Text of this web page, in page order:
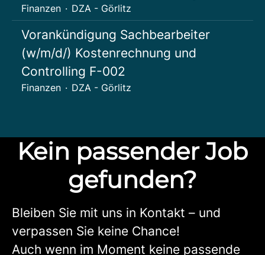
Finanzen · DZA - Görlitz
Vorankündigung Sachbearbeiter
(w/m/d/) Kostenrechnung und
Controlling F-002
Finanzen · DZA - Görlitz
Kein passender Job
gefunden?
Bleiben Sie mit uns in Kontakt – und
verpassen Sie keine Chance!
Auch wenn im Moment keine passende